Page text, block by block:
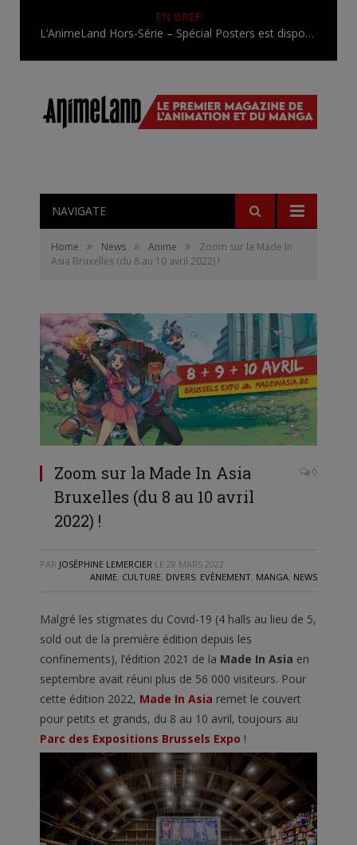
EN BREF
L’AnimeLand Hors-Série – Spécial Posters est disponible !
NAVIGATE
Home » News » Anime »
Zoom sur la Made In
Asia Bruxelles (du 8 au 10 avril 2022) !
Zoom sur la Made In Asia
Bruxelles (du 8 au 10 avril
2022) !
0
PAR JOSÉPHINE LEMERCIER LE 28 MARS 2022
ANIME, CULTURE, DIVERS, EVÈNEMENT, MANGA, NEWS
Malgré les stigmates du Covid-19 (4 halls au lieu de 5,
sold out de la première édition depuis les
confinements), l’édition 2021 de la Made In Asia en
septembre avait réuni plus de 56 000 visiteurs. Pour
cette édition 2022, Made In Asia remet le couvert
pour petits et grands, du 8 au 10 avril, toujours au
Parc des Expositions Brussels Expo !